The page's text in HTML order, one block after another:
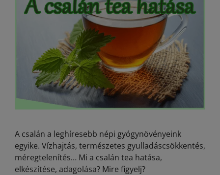
A csalán a leghíresebb népi gyógynövényeink
egyike. Vízhajtás, természetes gyulladáscsökkentés,
méregtelenítés… Mi a csalán tea hatása,
elkészítése, adagolása? Mire figyelj?